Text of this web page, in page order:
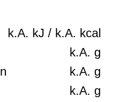
k.A. kJ / k.A. kcal
k.A. g
k.A. g
k.A. g